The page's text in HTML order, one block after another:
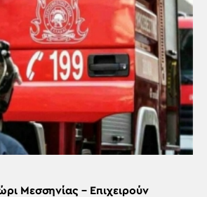
Μεσσηνίας – Επιχειρούν